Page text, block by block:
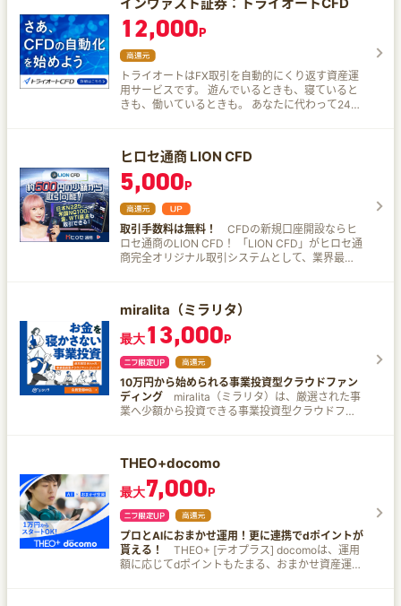
12,000P
トライオートはFX取引を自動的にくり返す資産運
用サービスです。 遊んでいるときも、寝ていると
きも、働いているときも。 あなたに代わって24時
ヒロセ通商 LION CFD
5,000P
取引手数料は無料！
CFDの新規口座開設ならヒ
ロセ通商のLION CFD！ 「LION CFD」がヒロセ通
商完全オリジナル取引システムとして、業界最高
取引OK クイック入金対応 取引手数料無料 PC/ス
マホでも取引OK 24時間電話サポート
miralita（ミラリタ）
最大13,000P
10万円から始められる事業投資型クラウドファン
ディング miralita（ミラリタ）は、厳選された事
業へ少額から投資できる事業投資型クラウドファ
はもちろん、株式や不動産とは異なる分散投資先
としてもご活用いただけます。
THEO+docomo
最大7,000P
プロとAIにおまかせ運用！更に連携でdポイントが
貰える！
THEO+ [テオプラス] docomoは、運用
額に応じてdポイントもたまる、おまかせ資産運用